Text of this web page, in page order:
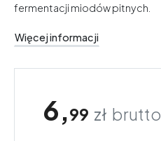
fermentacji miodów pitnych.
Więcej informacji
6,99 zł brutto